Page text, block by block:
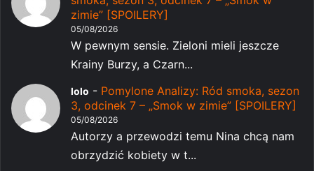
zimie” [SPOILERY]
05/08/2026
W pewnym sensie. Zieloni mieli jeszcze
Krainy Burzy, a Czarn...
lolo - Pomylone Analizy: Ród smoka, sezon
3, odcinek 7 – „Smok w zimie” [SPOILERY]
05/08/2026
Autorzy a przewodzi temu Nina chcą nam
obrzydzić kobiety w t...